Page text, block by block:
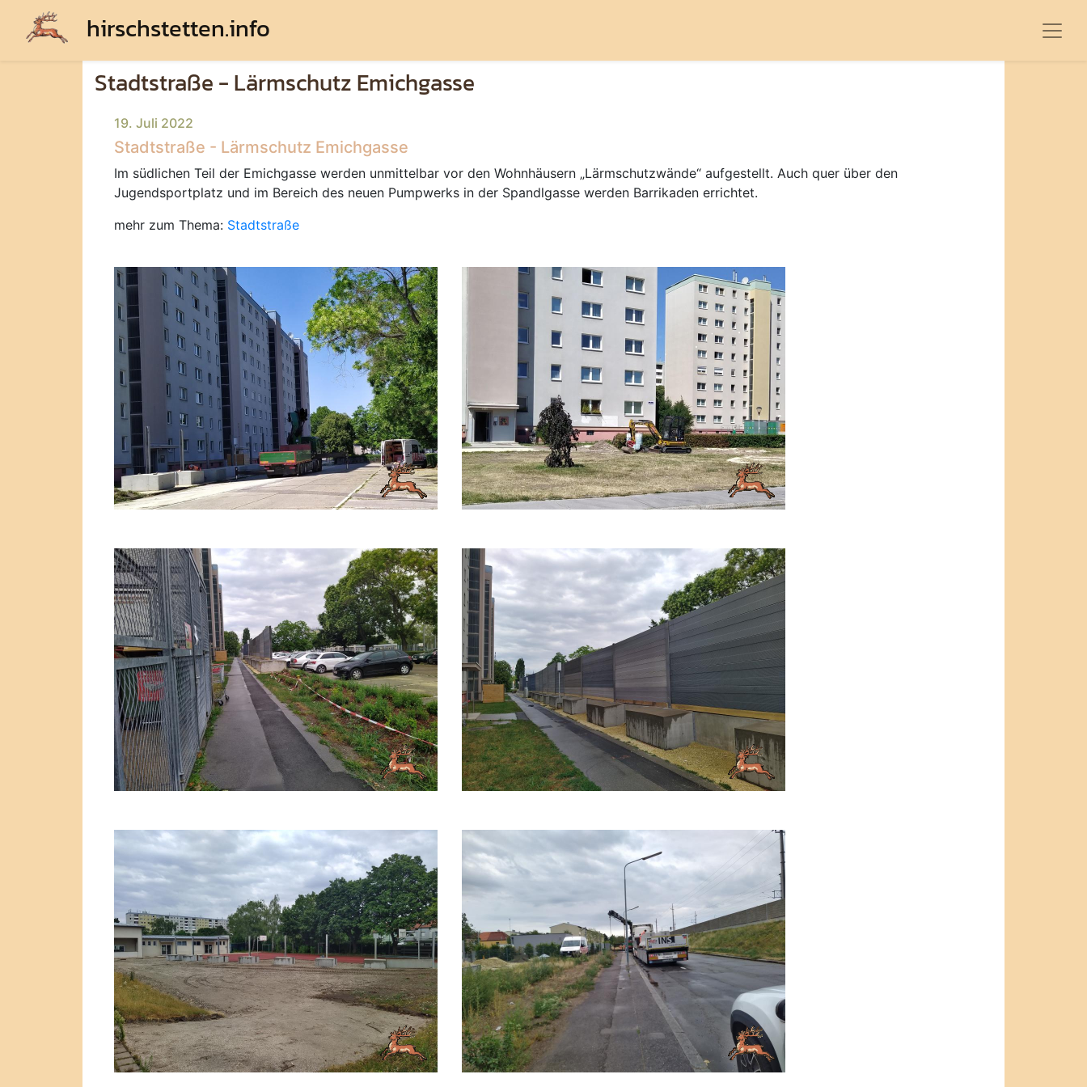
hirschstetten.info
Stadtstraße - Lärmschutz Emichgasse
19. Juli 2022
Stadtstraße - Lärmschutz Emichgasse
Im südlichen Teil der Emichgasse werden unmittelbar vor den Wohnhäusern Lärmschutzwände aufgestellt. Auch quer über den
Jugendsportplatz und im Bereich des neuen Pumpwerks in der Spandlgasse werden Barrikaden errichtet.
mehr zum Thema: Stadtstraße